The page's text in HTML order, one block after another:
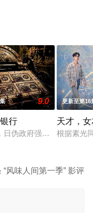
女孩庞倩（苏晓彤 饰
9.0
行
日伪政府强行推广、使用
更新至第16
天才，
根据素光
“风味人间第一季” 影评